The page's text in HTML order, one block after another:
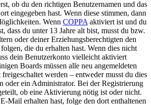
ob du den richtigen Benutzernamen und das
eingegeben hast. Wenn diese stimmen, dann
Wenn COPPA aktiviert ist und du
dass du unter 13 Jahre alt bist, musst du bzw.
oder deiner Erziehungsberechtigten den
die du erhalten hast. Wenn dies nicht
dein Benutzerkonto vielleicht aktiviert
Boards müssen alle neu angemeldeten
werden – entweder musst du dies
oder ein Administrator. Bei der Registrierung
ob eine Aktivierung nötig ist oder nicht.
Mail erhalten hast, folge den dort enthaltenen